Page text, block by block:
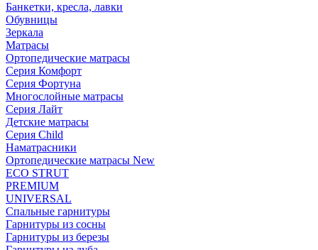
Банкетки, кресла, лавки
Обувницы
Зеркала
Матрасы
Ортопедические матрасы
Серия Комфорт
Серия Фортуна
Многослойные матрасы
Серия Лайт
Детские матрасы
Серия Child
Наматрасники
Ортопедические матрасы New
ECO STRUT
PREMIUM
UNIVERSAL
Спальные гарнитуры
Гарнитуры из сосны
Гарнитуры из березы